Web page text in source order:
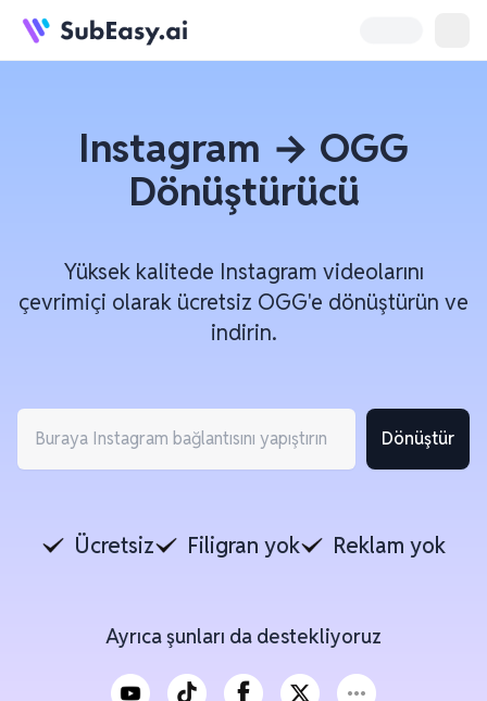
Instagram → OGG
Dönüştürücü
Yüksek kalitede Instagram videolarını
çevrimiçi olarak ücretsiz OGG'e dönüştürün ve
indirin.
Dönüştür
Ücretsiz Filigran yok Reklam yok
Ayrıca şunları da destekliyoruz